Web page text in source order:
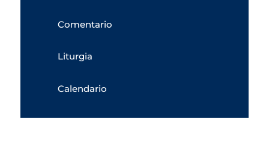
Comentario
Liturgia
Calendario